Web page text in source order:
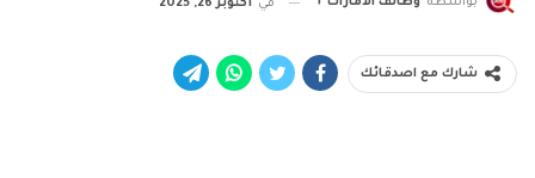
في أكتوبر 26, 2025
شارك مع اصدقائك